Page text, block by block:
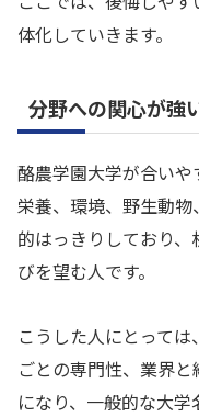
体化していきます。
分野への関心が強
酪農学園大学が合い
栄養、環境、野生動
的はっきりしており
びを望む人です。
こうした人にとって
ごとの専門性、業界
になり、一般的な大